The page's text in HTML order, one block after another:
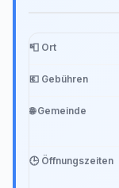
📮 Ort
💶 Gebühren
🌐 Gemeinde
🕒 Öffnungszeiten